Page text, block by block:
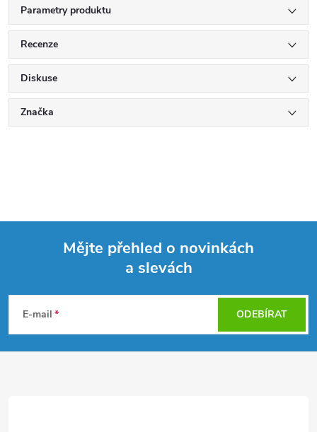
Parametry produktu
Recenze
Diskuse
Značka
p
Mějte přehled o novinkách
a slevách
E-mail ODEBÍRAT